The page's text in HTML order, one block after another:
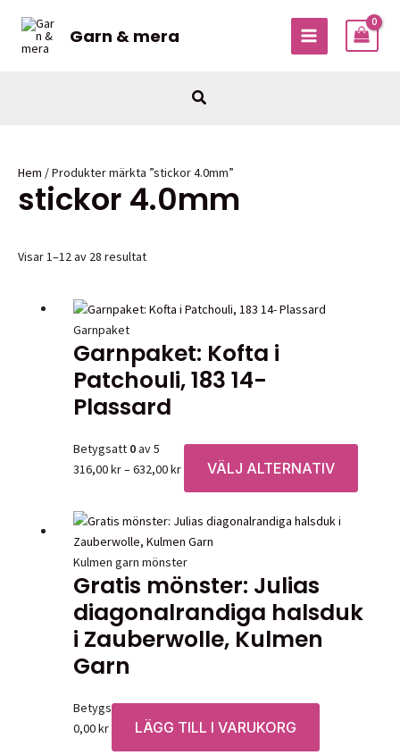
innehåll
Garn & mera
MAIN
Sök
Hem / Produkter märkta ”stickor 4.0mm”
stickor 4.0mm
Visar 1–12 av 28 resultat
Garnpaket
Garnpaket: Kofta i
Patchouli, 183 14-
Plassard
Betygsatt 0av 5
316,00kr–632,00krPrisintervall:
316,00 kr
632,00 kr
VÄLJ ALTERNATIV
här
olika
Kulmen garn mönster
Gratis mönster: Julias
diagonalrandiga halsduk
i Zauberwolle, Kulmen
Garn
Betygsatt0av 5
0,00kr LÄGG TILL I VARUKORG